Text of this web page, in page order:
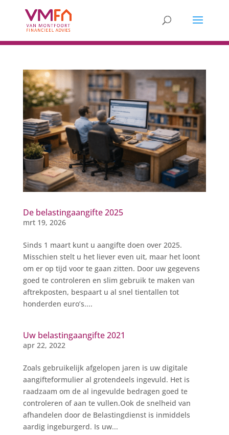
De belastingaangifte 2025
mrt 19, 2026
Sinds 1 maart kunt u aangifte doen over 2025.
Misschien stelt u het liever even uit, maar het loont
om er op tijd voor te gaan zitten. Door uw gegevens
goed te controleren en slim gebruik te maken van
aftrekposten, bespaart u al snel tientallen tot
honderden euro’s....
Uw belastingaangifte 2021
apr 22, 2022
Zoals gebruikelijk afgelopen jaren is uw digitale
aangifteformulier al grotendeels ingevuld. Het is
raadzaam om de al ingevulde bedragen goed te
controleren of aan te vullen.Ook de snelheid van
afhandelen door de Belastingdienst is inmiddels
aardig ingeburgerd. Is uw...